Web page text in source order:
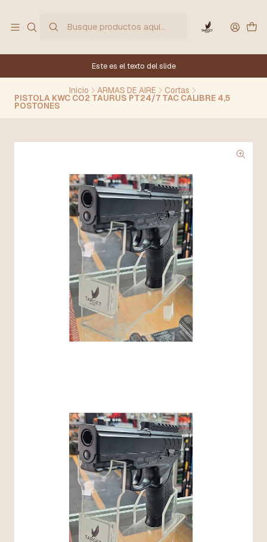
Este es el texto del slide
Inicio ARMAS DE AIRE Cortas
PISTOLA KWC CO2 TAURUS PT24/7 TAC CALIBRE 4,5
POSTONES